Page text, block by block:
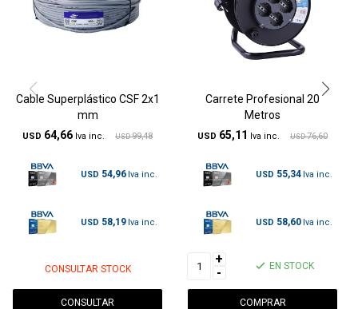
Cable Superplástico CSF 2x1
mm
USD 64,66 USD 99,48
USD 54,96
USD 58,19
CONSULTAR STOCK
CONSULTAR
Carrete Profesional 20
Metros
USD 65,11 USD 76,60
USD 55,34
USD 58,60
+
-
EN STOCK